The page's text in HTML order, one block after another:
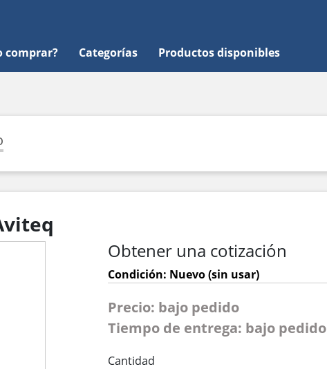
comprar? Categorías Productos disponibles
Obtener una cotización
Condición: Nuevo (sin usar)
Precio: bajo pedido
Tiempo de entrega: bajo pedido
Cantidad